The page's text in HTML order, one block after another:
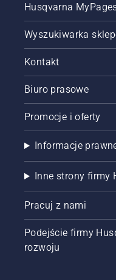
Husqvarna
Wyszukiwarka
Kontakt
Biuro prasowe
Promocje i oferty
Informacje
Inne strony firmy
Pracuj z nami
Podejście firmy
rozwoju